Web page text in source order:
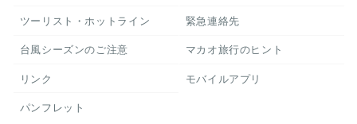
ツーリスト・ホットライン 緊急連絡先
台風シーズンのご注意 マカオ旅行のヒント
リンク モバイルアプリ
パンフレット